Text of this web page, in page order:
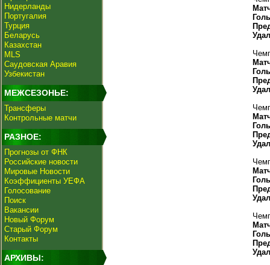
Нидерланды
Португалия
Турция
Беларусь
Казахстан
MLS
Саудовская Аравия
Узбекистан
МЕЖСЕЗОНЬЕ:
Трансферы
Контрольные матчи
РАЗНОЕ:
Прогнозы от ФНК
Российские новости
Мировые Новости
Коэффициенты УЕФА
Голосование
Поиск
Вакансии
Новый Форум
Старый Форум
Контакты
АРХИВЫ: